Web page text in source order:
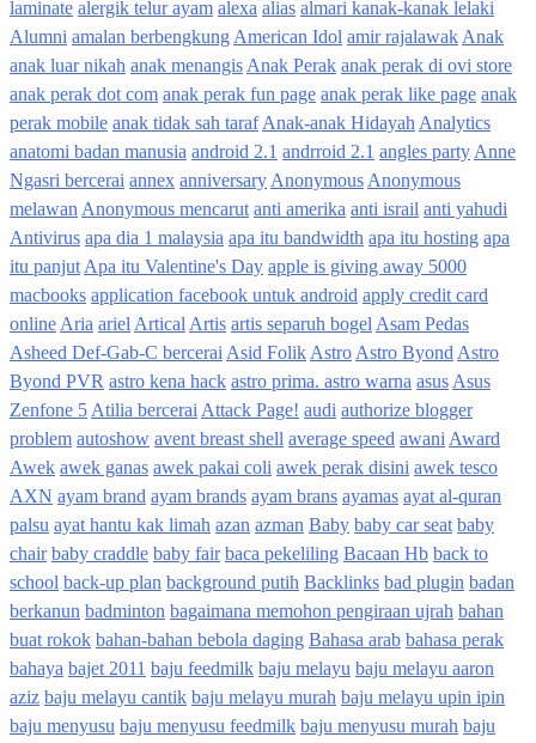
laminate alergik telur ayam alexa alias almari kanak-kanak lelaki
Alumni amalan berbengkung American Idol amir rajalawak Anak
anak luar nikah anak menangis Anak Perak anak perak di ovi store
anak perak dot com anak perak fun page anak perak like page anak
perak mobile anak tidak sah taraf Anak-anak Hidayah Analytics
anatomi badan manusia android 2.1 andrroid 2.1 angles party Anne
Ngasri bercerai annex anniversary Anonymous Anonymous
melawan Anonymous mencarut anti amerika anti israil anti yahudi
Antivirus apa dia 1 malaysia apa itu bandwidth apa itu hosting apa
itu panjut Apa itu Valentine's Day apple is giving away 5000
macbooks application facebook untuk android apply credit card
online Aria ariel Artical Artis artis separuh bogel Asam Pedas
Asheed Def-Gab-C bercerai Asid Folik Astro Astro Byond Astro
Byond PVR astro kena hack astro prima. astro warna asus Asus
Zenfone 5 Atilia bercerai Attack Page! audi authorize blogger
problem autoshow avent breast shell average speed awani Award
Awek awek ganas awek pakai coli awek perak disini awek tesco
AXN ayam brand ayam brands ayam brans ayamas ayat al-quran
palsu ayat hantu kak limah azan azman Baby baby car seat baby
chair baby craddle baby fair baca pekeliling Bacaan Hb back to
school back-up plan background putih Backlinks bad plugin badan
berkanun badminton bagaimana memohon pengiraan ujrah bahan
buat rokok bahan-bahan bebola daging Bahasa arab bahasa perak
bahaya bajet 2011 baju feedmilk baju melayu baju melayu aaron
aziz baju melayu cantik baju melayu murah baju melayu upin ipin
baju menyusu baju menyusu feedmilk baju menyusu murah baju